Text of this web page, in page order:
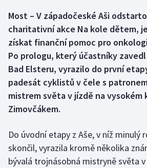
Box
Curling
Dostihy
Florbal
Futsal
Golf
Most – V západočeské Aši
charitativní akce Na kole dětem,
získat finanční pomoc pro
Po prologu, který účastníky
Bad Elsteru, vyrazilo do první
padesát cyklistů v čele s
mistrem světa v jízdě na vysokém
Zimovčákem.
Do úvodní etapy z Aše, v níž minulý
skončil, vyrazila kromě několika
bývalá trojnásobná mistryně světa